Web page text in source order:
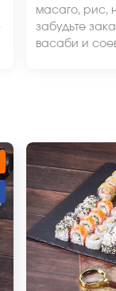
масаго, рис,
забудьте
васаби и